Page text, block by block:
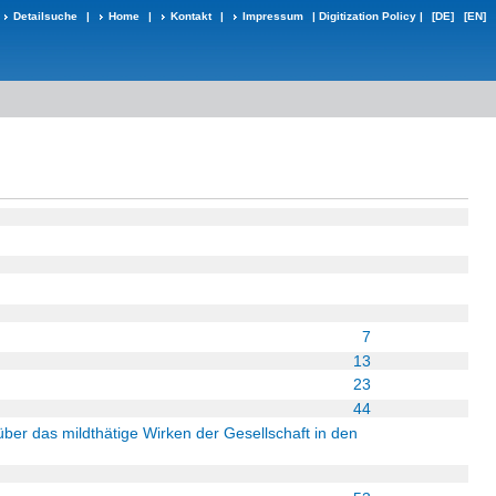
Detailsuche | Home | Kontakt | Impressum | Digitization Policy | [DE] [EN]
7
13
23
44
das mildthätige Wirken der Gesellschaft in den